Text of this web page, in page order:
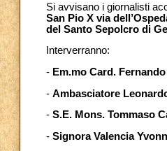
Si avvisano i giornalisti
San Pio X via
del Santo Sepolcro di
Interverranno:
- Em.mo Card.
- Ambasciatore
- S.E. Mons. Tommaso
- Signora Valencia